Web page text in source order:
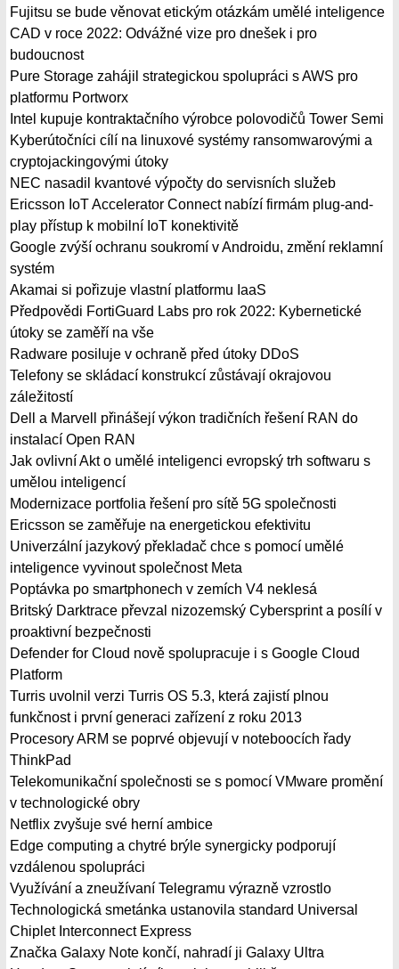
Fujitsu se bude věnovat etickým otázkám umělé inteligence
CAD v roce 2022: Odvážné vize pro dnešek i pro
budoucnost
Pure Storage zahájil strategickou spolupráci s AWS pro
platformu Portworx
Intel kupuje kontraktačního výrobce polovodičů Tower Semi
Kyberútočníci cílí na linuxové systémy ransomwarovými a
cryptojackingovými útoky
NEC nasadil kvantové výpočty do servisních služeb
Ericsson IoT Accelerator Connect nabízí firmám plug-and-
play přístup k mobilní IoT konektivitě
Google zvýší ochranu soukromí v Androidu, změní reklamní
systém
Akamai si pořizuje vlastní platformu IaaS
Předpovědi FortiGuard Labs pro rok 2022: Kybernetické
útoky se zaměří na vše
Radware posiluje v ochraně před útoky DDoS
Telefony se skládací konstrukcí zůstávají okrajovou
záležitostí
Dell a Marvell přinášejí výkon tradičních řešení RAN do
instalací Open RAN
Jak ovlivní Akt o umělé inteligenci evropský trh softwaru s
umělou inteligencí
Modernizace portfolia řešení pro sítě 5G společnosti
Ericsson se zaměřuje na energetickou efektivitu
Univerzální jazykový překladač chce s pomocí umělé
inteligence vyvinout společnost Meta
Poptávka po smartphonech v zemích V4 neklesá
Britský Darktrace převzal nizozemský Cybersprint a posílí v
proaktivní bezpečnosti
Defender for Cloud nově spolupracuje i s Google Cloud
Platform
Turris uvolnil verzi Turris OS 5.3, která zajistí plnou
funkčnost i první generaci zařízení z roku 2013
Procesory ARM se poprvé objevují v noteboocích řady
ThinkPad
Telekomunikační společnosti se s pomocí VMware promění
v technologické obry
Netflix zvyšuje své herní ambice
Edge computing a chytré brýle synergicky podporují
vzdálenou spolupráci
Využívání a zneužívaní Telegramu výrazně vzrostlo
Technologická smetánka ustanovila standard Universal
Chiplet Interconnect Express
Značka Galaxy Note končí, nahradí ji Galaxy Ultra